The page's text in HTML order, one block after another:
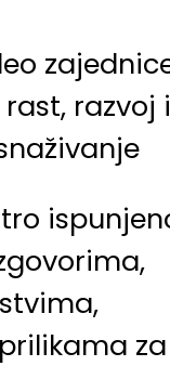
razvoj
za